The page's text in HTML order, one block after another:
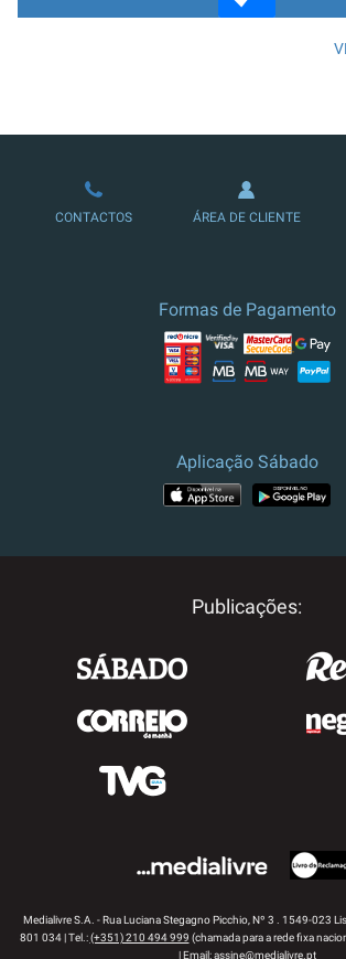
LOJA DE ASSINATURAS
CONTACTOS ÁREA DE CLIENTE
Formas de Pagamento
Aplicação Sábado
Publicações:
Medialivre S.A. - Rua Luciana Stegagno Picchio, Nº 3 . 1549-023
801 034 | Tel.:(+351) 210 494 999 (chamada para a rede fixa
| Email:assine@medialivre.pt